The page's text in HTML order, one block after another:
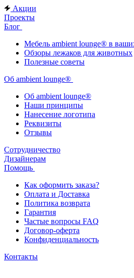
Акции
Проекты
Блог
Мебель ambient lounge® в
Обзоры лежаков для животных
Полезные советы
Об ambient lounge®
Oб ambient lounge®
Наши принципы
Нанесение логотипа
Реквизиты
Отзывы
Сотрудничество
Дизайнерам
Помощь
Как оформить заказа?
Оплата и Доставка
Политика возврата
Гарантия
Частые вопросы FAQ
Договор-оферта
Конфиденциальность
Контакты